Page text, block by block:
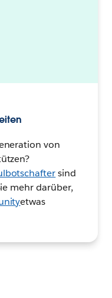
von
sind
mehr darüber,
etwas